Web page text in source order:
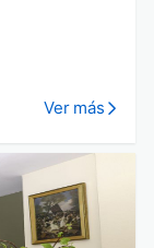
Ver más